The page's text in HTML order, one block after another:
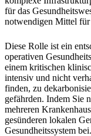
für das
notwendigen Mittel
Diese Rolle ist ein
operativen
einem kritischen
intensiv und nicht
finden, zu
gefährden. Indem Sie
mehreren
gesünderen lokalen
Gesundheitssystem bei.